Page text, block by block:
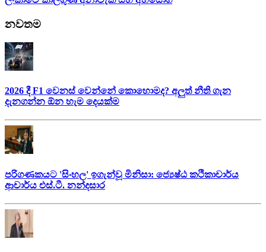
නවතම
2026 දී F1 වෙනස් වෙන්නේ කොහොමද? අලුත් නීති ගැන
දැනගන්න ඕන හැම දෙයක්ම
පරිගණකයට 'සිංහල' ඉගැන්වූ මිනිසා: ජ්‍යෙෂ්ඨ කථිකාචාර්ය
ආචාර්ය එස්.ටී. නන්දසාර